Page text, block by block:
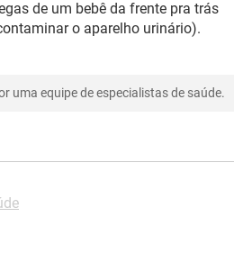
de um bebê da frente pra trás
o aparelho urinário).
uma equipe de especialistas de saúde.